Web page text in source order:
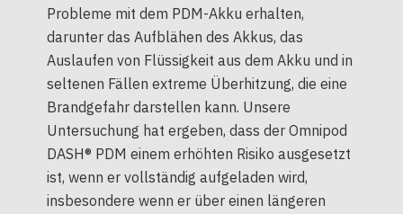
Probleme mit dem PDM-Akku erhalten,
darunter das Aufblähen des Akkus, das
Auslaufen von Flüssigkeit aus dem Akku und in
seltenen Fällen extreme Überhitzung, die eine
Brandgefahr darstellen kann. Unsere
Untersuchung hat ergeben, dass der Omnipod
DASH® PDM einem erhöhten Risiko ausgesetzt
ist, wenn er vollständig aufgeladen wird,
insbesondere wenn er über einen längeren